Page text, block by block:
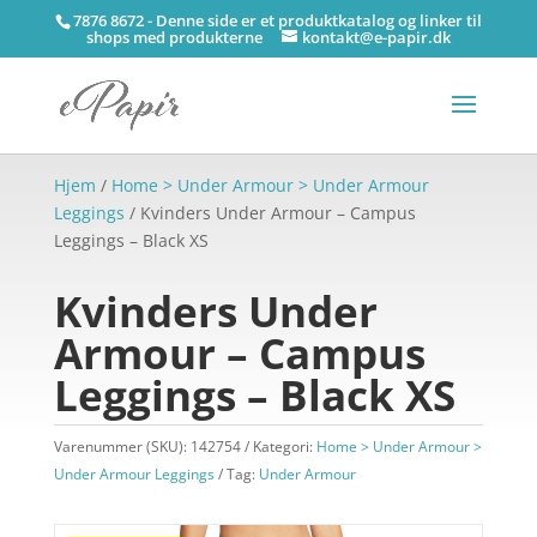
7876 8672 - Denne side er et produktkatalog og linker til
shops med produkterne kontakt@e-papir.dk
Hjem / Home > Under Armour > Under Armour
Leggings / Kvinders Under Armour – Campus
Leggings – Black XS
Kvinders Under
Armour – Campus
Leggings – Black XS
Varenummer (SKU): 142754 Kategori: Home > Under Armour >
Under Armour Leggings
Tag: Under Armour